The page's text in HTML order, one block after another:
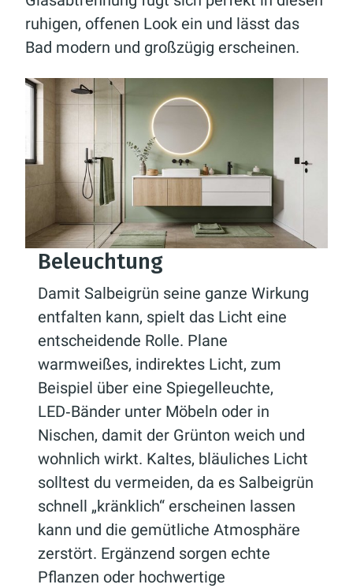
ruhigen, offenen Look ein und lässt das
Bad modern und großzügig erscheinen.
Beleuchtung
Damit Salbeigrün seine ganze Wirkung
entfalten kann, spielt das Licht eine
entscheidende Rolle. Plane
warmweißes, indirektes Licht, zum
Beispiel über eine Spiegelleuchte,
LED‑Bänder unter Möbeln oder in
Nischen, damit der Grünton weich und
wohnlich wirkt. Kaltes, bläuliches Licht
solltest du vermeiden, da es Salbeigrün
schnell „kränklich“ erscheinen lassen
kann und die gemütliche Atmosphäre
zerstört. Ergänzend sorgen echte
Pflanzen oder hochwertige